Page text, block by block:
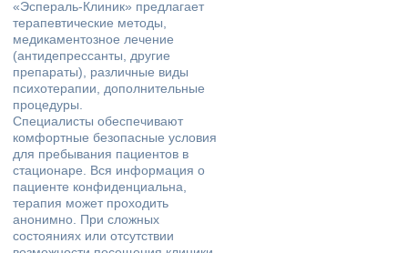
«Эспераль-Клиник» предлагает
терапевтические методы,
медикаментозное лечение
(антидепрессанты, другие
препараты), различные виды
психотерапии, дополнительные
процедуры.
Специалисты обеспечивают
комфортные безопасные условия
для пребывания пациентов в
стационаре. Вся информация о
пациенте конфиденциальна,
терапия может проходить
анонимно. При сложных
состояниях или отсутствии